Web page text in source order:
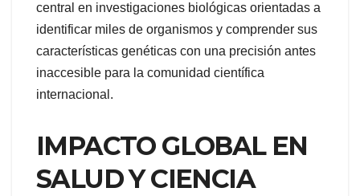
central en investigaciones biológicas orientadas a
identificar miles de organismos y comprender sus
características genéticas con una precisión antes
inaccesible para la comunidad científica
internacional.
IMPACTO GLOBAL EN
SALUD Y CIENCIA